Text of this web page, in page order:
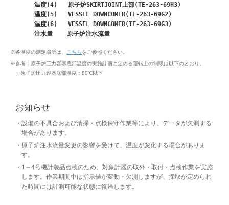
      温度(4)   原子炉SKIRTJOINT上部(TE-263-69H3)
      温度(5)   VESSEL DOWNCOMER(TE-263-69G2)
      温度(6)   VESSEL DOWNCOMER(TE-263-69G3)
※各温度の測定場所は、 こちらをご参照ください。
※参考：原子炉圧力容器底部温度の実施計画に定める運転上の制限は以下のとおり。
・原子炉圧力容器底部温度：80℃以下
お知らせ
設備の不具合および清掃・点検保守作業等により、データが欠測する
場合があります。
原子炉注水流量変更の影響を受けて、温度が変化する場合がありま
す。
1～4号機計装品点検のため、対象計器の取外・取付・点検作業を実施
します。作業期間中は指示値が変動・欠測しますが、採取が定められ
た時間には計測可能な状態に復帰します。